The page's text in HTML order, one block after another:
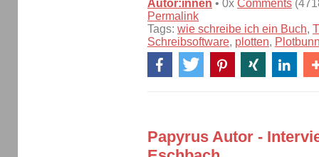
Autor:innen • 0x Comments
Permalink
Tags: wie schreibe ich ein Buch,
Schreibsoftware, plotten,
Papyrus Autor -